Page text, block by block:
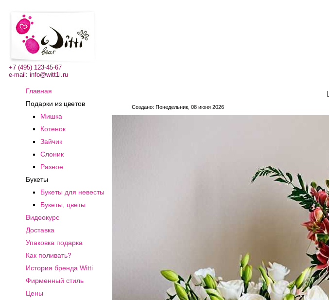
+7 (495) 123-45-67
e-mail: info@witt1i.ru
Главная
Подарки из цветов
Мишка
Котенок
Зайчик
Слоник
Разное
Букеты
Букеты для невесты
Букеты, цветы
Видеокурс
Доставка
Упаковка подарка
Как поливать?
История бренда Witti
Фирменный стиль
Цены
Создано: Понедельник, 08 июня 2026